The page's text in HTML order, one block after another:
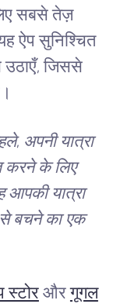
सबसे तेज़
ऐप सुनिश्चित
जिससे
अपनी यात्रा
करने के लिए
आपकी यात्रा
से बचने का एक
औरगूगल